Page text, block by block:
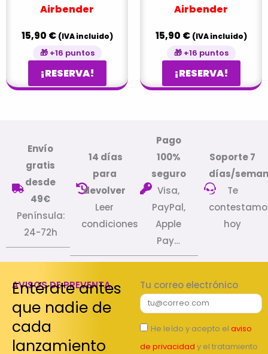
Airbender
15,90 € (IVA incluido)
🎁 +16 puntos
¡RESERVA!
Airbender
15,90 € (IVA incluido)
🎁 +16 puntos
¡RESERVA!
Envío
gratis
desde
49€
Península:
24-72h
14 días
para
devolver
Leer
condiciones
Pago
100%
seguro
Visa,
PayPal,
Apple
Pay…
Soporte 7
días/
Te
hoy
AVISOS DE PREVENTA
Entérate antes
que nadie de
cada
lanzamiento
Tu correo electrónico
He leído y acepto el aviso
de privacidad y el tratamiento